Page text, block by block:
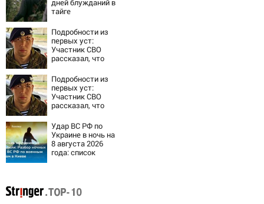
дней блужданий в
тайге
Подробности из
первых уст:
Участник СВО
рассказал, что
схватке с
медведем
Подробности из
первых уст:
Участник СВО
рассказал, что
схватке с
медведем
Удар ВС РФ по
Украине в ночь на
8 августа 2026
года: список
с ракетами
"Фламинго"